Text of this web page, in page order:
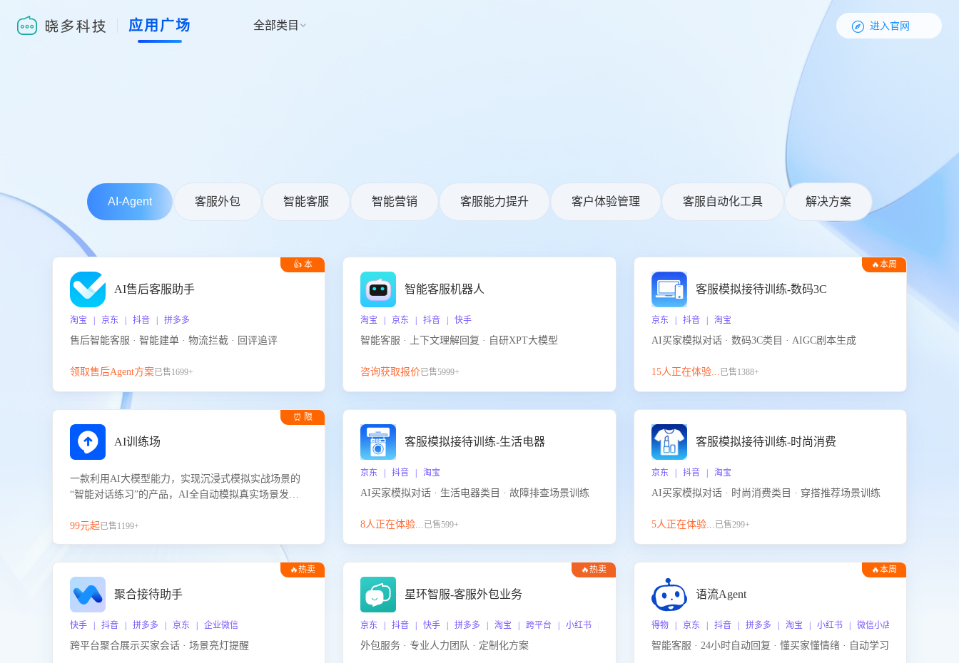
应用广场 全部类目   进入官网
AI-Agent 客服外包 智能客服 智能营销 客服能力提升 客户体验管理 客服自动化工具 解决方案
👍 本
AI售后客服助手
淘宝 | 京东 | 抖音 | 拼多多
售后智能客服 · 智能建单 · 物流拦截 · 回评追评
领取售后Agent方案已售1699+
智能客服机器人
淘宝 | 京东 | 抖音 | 快手
智能客服 · 上下文理解回复 · 自研XPT大模型
咨询获取报价已售5999+
🔥本周
客服模拟接待训练-数码3C
京东 | 抖音 | 淘宝
AI买家模拟对话 · 数码3C类目 · AIGC剧本生成
15人正在体验...已售1388+
⏰ 限
AI训练场
一款利用AI大模型能力，实现沉浸式模拟实战场景的
“智能对话练习”的产品，AI全自动模拟真实场景发生
提升客服团队的销服能力。
99元起已售1199+
客服模拟接待训练-生活电器
京东 | 抖音 | 淘宝
AI买家模拟对话 · 生活电器类目 · 故障排查场景训练
8人正在体验...已售599+
客服模拟接待训练-时尚消费
京东 | 抖音 | 淘宝
AI买家模拟对话 · 时尚消费类目 · 穿搭推荐场景训练
5人正在体验...已售299+
🔥热卖
聚合接待助手
快手 | 抖音 | 拼多多 | 京东 | 企业微信
跨平台聚合展示买家会话 · 场景亮灯提醒
🔥热卖
星环智服-客服外包业务
京东 | 抖音 | 快手 | 拼多多 | 淘宝 | 跨平台 | 小红书 | 得物 | 企业微信
外包服务 · 专业人力团队 · 定制化方案
🔥本周
语流Agent
得物 | 京东 | 抖音 | 拼多多 | 淘宝 | 小红书 | 微信小店 | 快手 | 唯品
智能客服 · 24小时自动回复 · 懂买家懂情绪 · 自动学习